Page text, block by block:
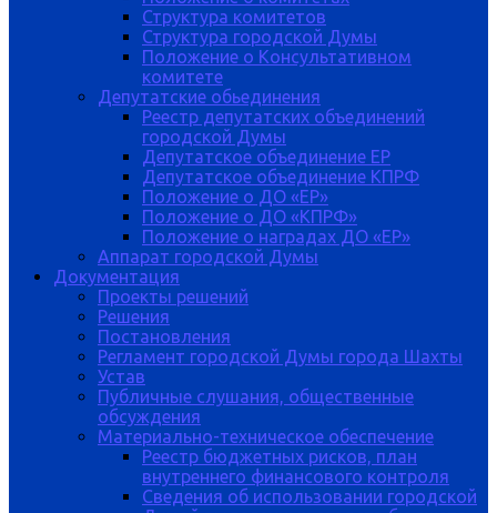
Структура комитетов
Структура городской Думы
Положение о Консультативном
комитете
Депутатские обьединения
Реестр депутатских объединений
городской Думы
Депутатское объединение ЕР
Депутатское объединение КПРФ
Положение о ДО «ЕР»
Положение о ДО «КПРФ»
Положение о наградах ДО «ЕР»
Аппарат городской Думы
Документация
Проекты решений
Решения
Постановления
Регламент городской Думы города Шахты
Устав
Публичные слушания, общественные
обсуждения
Материально-техническое обеспечение
Реестр бюджетных рисков, план
внутреннего финансового контроля
Сведения об использовании городской